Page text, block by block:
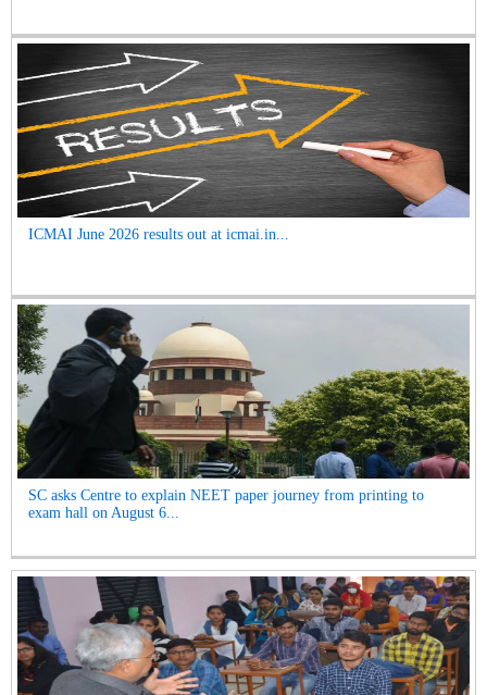
ICMAI June 2026 results out at icmai.in...
SC asks Centre to explain NEET paper journey from printing to
exam hall on August 6...